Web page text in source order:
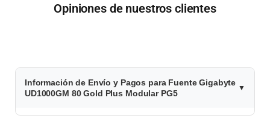
Opiniones de nuestros clientes
$
2
4
Información de Envío y Pagos para Fuente Gigabyte
UD1000GM 80 Gold Plus Modular PG5